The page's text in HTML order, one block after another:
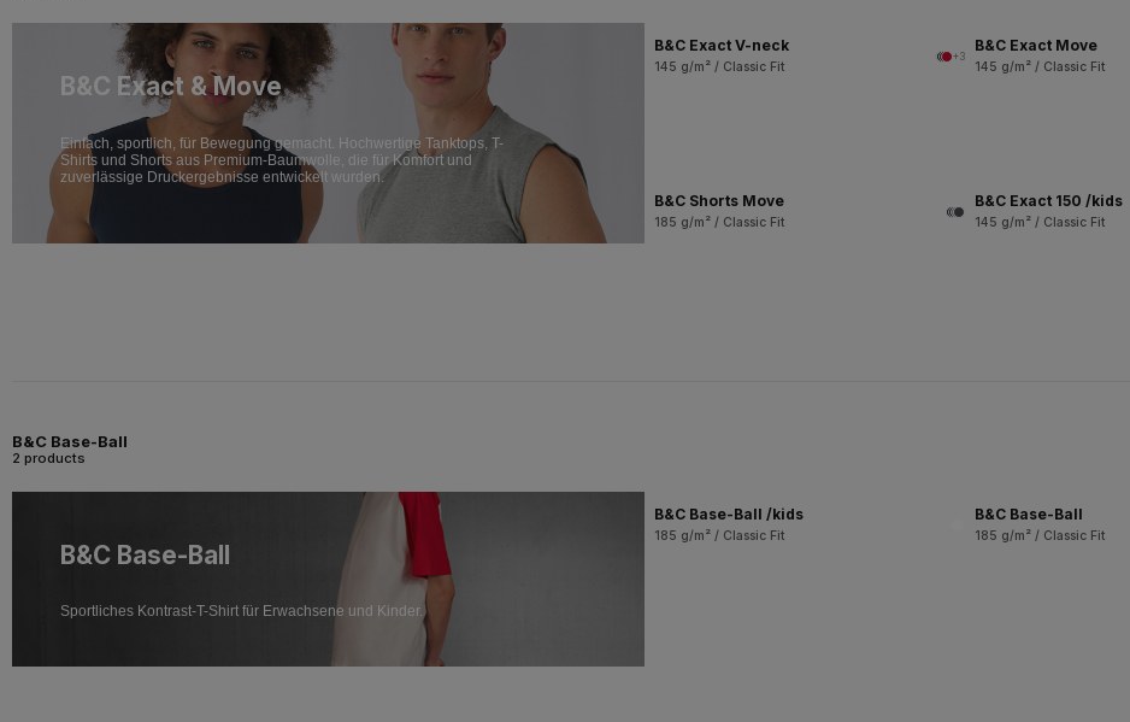
B&C Exact & Move
Einfach, sportlich, für Bewegung gemacht. Hochwertige Tanktops, T-
Shirts und Shorts aus Premium-Baumwolle, die für Komfort und
zuverlässige Druckergebnisse entwickelt wurden.
B&C Exact V-neck
145 g/m² / Classic Fit
+3
B&C Exact Move
145 g/m² / Classic Fit
B&C Shorts Move
185 g/m² / Classic Fit
B&C Exact 150 /kids
145 g/m² / Classic Fit
B&C Base-Ball
2 products
B&C Base-Ball
Sportliches Kontrast-T-Shirt für Erwachsene und Kinder.
B&C Base-Ball /kids
185 g/m² / Classic Fit
B&C Base-Ball
185 g/m² / Classic Fit